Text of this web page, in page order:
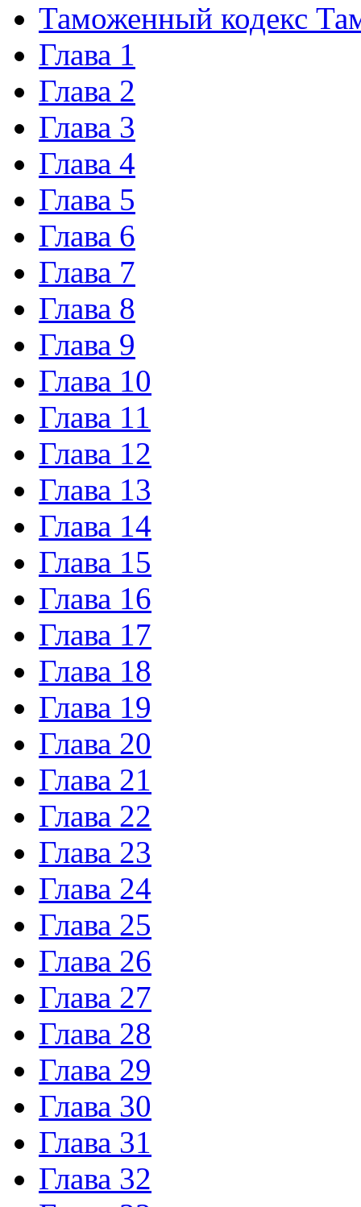
Таможенный кодекс
Глава 1
Глава 2
Глава 3
Глава 4
Глава 5
Глава 6
Глава 7
Глава 8
Глава 9
Глава 10
Глава 11
Глава 12
Глава 13
Глава 14
Глава 15
Глава 16
Глава 17
Глава 18
Глава 19
Глава 20
Глава 21
Глава 22
Глава 23
Глава 24
Глава 25
Глава 26
Глава 27
Глава 28
Глава 29
Глава 30
Глава 31
Глава 32